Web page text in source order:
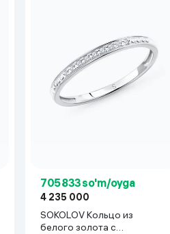
705 833 so'm/oyga
4 235 000
SOKOLOV Кольцо из
белого золота с